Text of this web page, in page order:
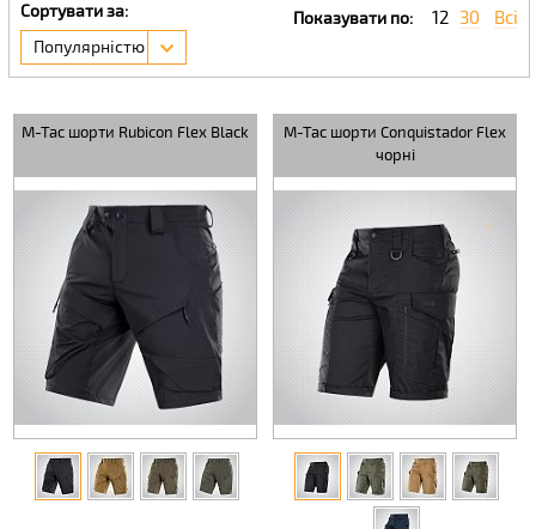
Сортувати за:
Популярністю
Показувати по: 12 30 Всі
M-Tac шорти Rubicon Flex Black
M-Tac шорти Conquistador Flex
чорні